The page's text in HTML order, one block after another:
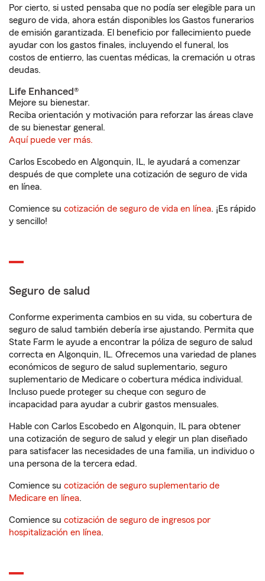
Por cierto, si usted pensaba que no podía ser elegible para un
seguro de vida, ahora están disponibles los Gastos funerarios
de emisión garantizada. El beneficio por fallecimiento puede
ayudar con los gastos finales, incluyendo el funeral, los
costos de entierro, las cuentas médicas, la cremación u otras
deudas.
Life Enhanced®
Mejore su bienestar.
Reciba orientación y motivación para reforzar las áreas clave
de su bienestar general.
Aquí puede ver más.
Carlos Escobedo en Algonquin, IL, le ayudará a comenzar
después de que complete una cotización de seguro de vida
en línea.
Comience su cotización de seguro de vida en línea. ¡Es rápido
y sencillo!
Seguro de salud
Conforme experimenta cambios en su vida, su cobertura de
seguro de salud también debería irse ajustando. Permita que
State Farm le ayude a encontrar la póliza de seguro de salud
correcta en Algonquin, IL. Ofrecemos una variedad de planes
económicos de seguro de salud suplementario, seguro
suplementario de Medicare o cobertura médica individual.
Incluso puede proteger su cheque con seguro de
incapacidad para ayudar a cubrir gastos mensuales.
Hable con Carlos Escobedo en Algonquin, IL para obtener
una cotización de seguro de salud y elegir un plan diseñado
para satisfacer las necesidades de una familia, un individuo o
una persona de la tercera edad.
Comience su cotización de seguro suplementario de
Medicare en línea.
Comience su cotización de seguro de ingresos por
hospitalización en línea.